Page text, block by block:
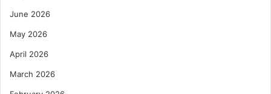
June 2026
May 2026
April 2026
March 2026